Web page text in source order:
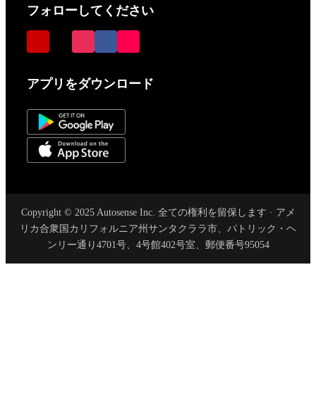
フォローしてください
アプリをダウンロード
Copyright © 2025 Autosense Inc. 全ての権利を留保します · アメ
リカ合衆国カリフォルニア州サンタクララ市、パトリック・ヘ
ンリー通り4701号、4号館402号室、郵便番号95054